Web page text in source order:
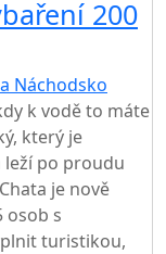
200
Náchodsko
k vodě to máte
který je
po proudu
je nově
osob s
turistikou,